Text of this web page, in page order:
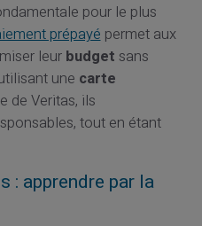
pour le plus
prépayépermet aux
leur budget sans
une carte
de Veritas, ils
tout en étant
: apprendre par la